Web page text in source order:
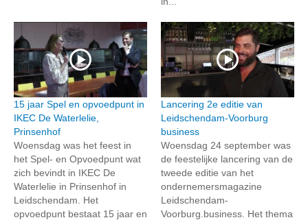
15 jaar Spel en opvoedpunt in
IKEC De Waterlelie,
Prinsenhof
Woensdag was het feest in
het Spel- en Opvoedpunt wat
zich bevindt in IKEC De
Waterlelie in Prinsenhof in
Leidschendam. Het
opvoedpunt bestaat 15 jaar en
Lancering 2e editie van
Leidschendam-Voorburg
business
Woensdag 24 september was
de feestelijke lancering van de
tweede editie van het
ondernemersmagazine
Leidschendam-
Voorburg.business. Het thema